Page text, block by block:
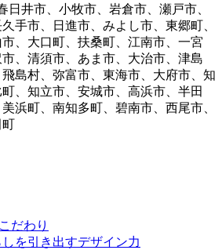
日井市、小牧市、岩倉市、瀬戸市、
手市、日進市、みよし市、東郷町、
、大口町、扶桑町、江南市、一宮
、清須市、あま市、大治市、津島
島村、弥富市、東海市、大府市、知
、知立市、安城市、高浜市、半田
浜町、南知多町、碧南市、西尾市、
町
だわり
を引き出すデザイン力